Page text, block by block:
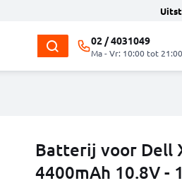
02 / 4031049
Ma - Vr: 10:00 tot 21:00
Batterij voor Dell
4400mAh 10.8V -